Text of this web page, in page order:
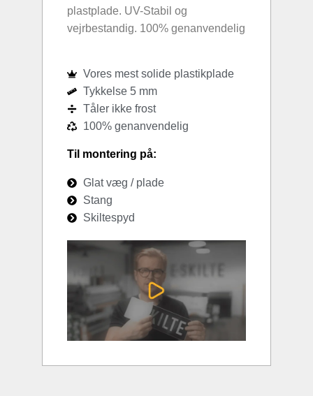
plastplade. UV-Stabil og
vejrbestandig. 100% genanvendelig
Vores mest solide plastikplade
Tykkelse 5 mm
Tåler ikke frost
100% genanvendelig
Til montering på:
Glat væg / plade
Stang
Skiltespyd